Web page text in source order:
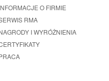
O FIRMIE
RMA
I WYRÓŻNIENIA